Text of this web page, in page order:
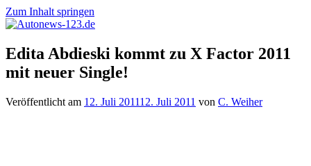
Zum Inhalt springen
Autonews-
123.de
Autonews
mit
Charme
Edita Abdieski kommt zu X Factor 2011
mit neuer Single!
Veröffentlicht am 12. Juli 201112. Juli 2011 von C. Weiher